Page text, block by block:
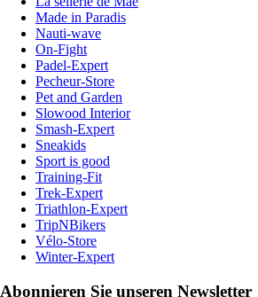
Made in Paradis
Nauti-wave
On-Fight
Padel-Expert
Pecheur-Store
Pet and Garden
Slowood Interior
Smash-Expert
Sneakids
Sport is good
Training-Fit
Trek-Expert
Triathlon-Expert
TripNBikers
Vélo-Store
Winter-Expert
Abonnieren Sie unseren Newsletter